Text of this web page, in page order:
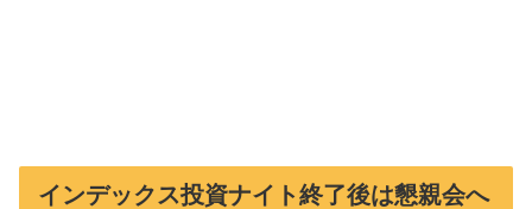
インデックス投資ナイト終了後は懇親会へ